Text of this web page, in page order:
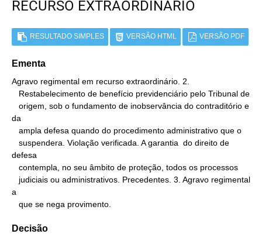
RECURSO EXTRAORDINÁRIO
RESULTADO SIMPLES VERSÃO HTML VERSÃO PDF
Ementa
Agravo regimental em recurso extraordinário. 2.
da
defesa
a
   que se nega provimento.
Decisão